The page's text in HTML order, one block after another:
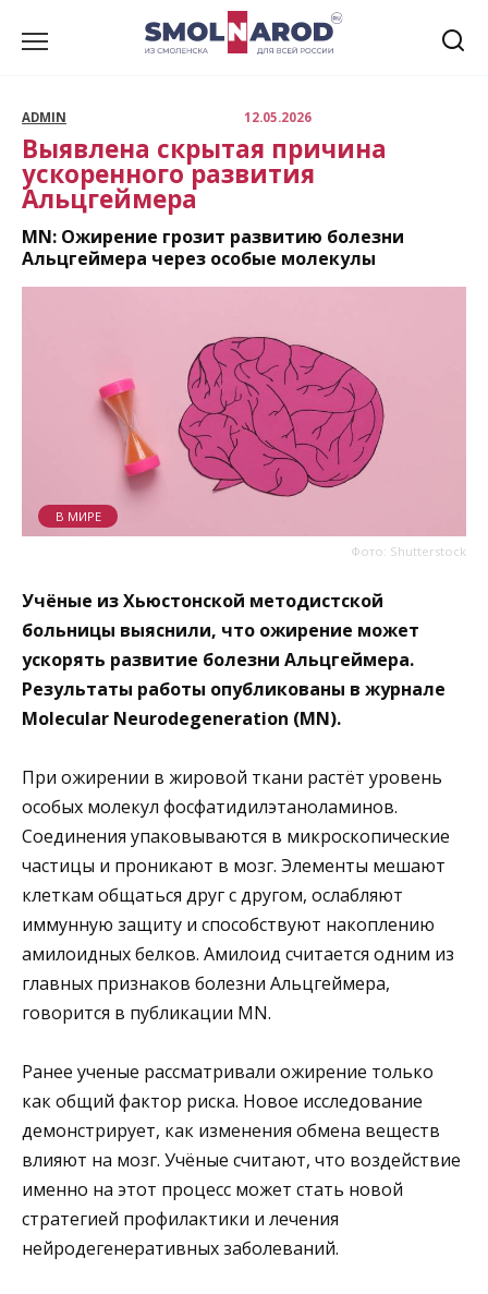
ADMIN 12.05.2026
Выявлена скрытая причина
ускоренного развития
Альцгеймера
MN: Ожирение грозит развитию болезни
Альцгеймера через особые молекулы
Фото: Shutterstock
В МИРЕ
Учёные из Хьюстонской методистской
больницы выяснили, что ожирение может
ускорять развитие болезни Альцгеймера.
Результаты работы опубликованы в журнале
Molecular Neurodegeneration (MN).
При ожирении в жировой ткани растёт уровень
особых молекул фосфатидилэтаноламинов.
Соединения упаковываются в микроскопические
частицы и проникают в мозг. Элементы мешают
клеткам общаться друг с другом, ослабляют
иммунную защиту и способствуют накоплению
амилоидных белков. Амилоид считается одним из
главных признаков болезни Альцгеймера,
говорится в публикации MN.
Ранее ученые рассматривали ожирение только
как общий фактор риска. Новое исследование
демонстрирует, как изменения обмена веществ
влияют на мозг. Учёные считают, что воздействие
именно на этот процесс может стать новой
стратегией профилактики и лечения
нейродегенеративных заболеваний.